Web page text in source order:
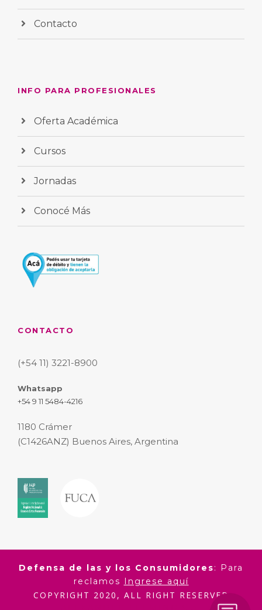
Contacto
INFO PARA PROFESIONALES
Oferta Académica
Cursos
Jornadas
Conocé Más
CONTACTO
(+54 11) 3221-8900
Whatsapp
+54 9 11 5484-4216
1180 Crámer
(C1426ANZ) Buenos Aires, Argentina
Defensa de las y los Consumidores: Para
reclamos
Ingrese aquí
COPYRIGHT 2020, ALL RIGHT RESERVED